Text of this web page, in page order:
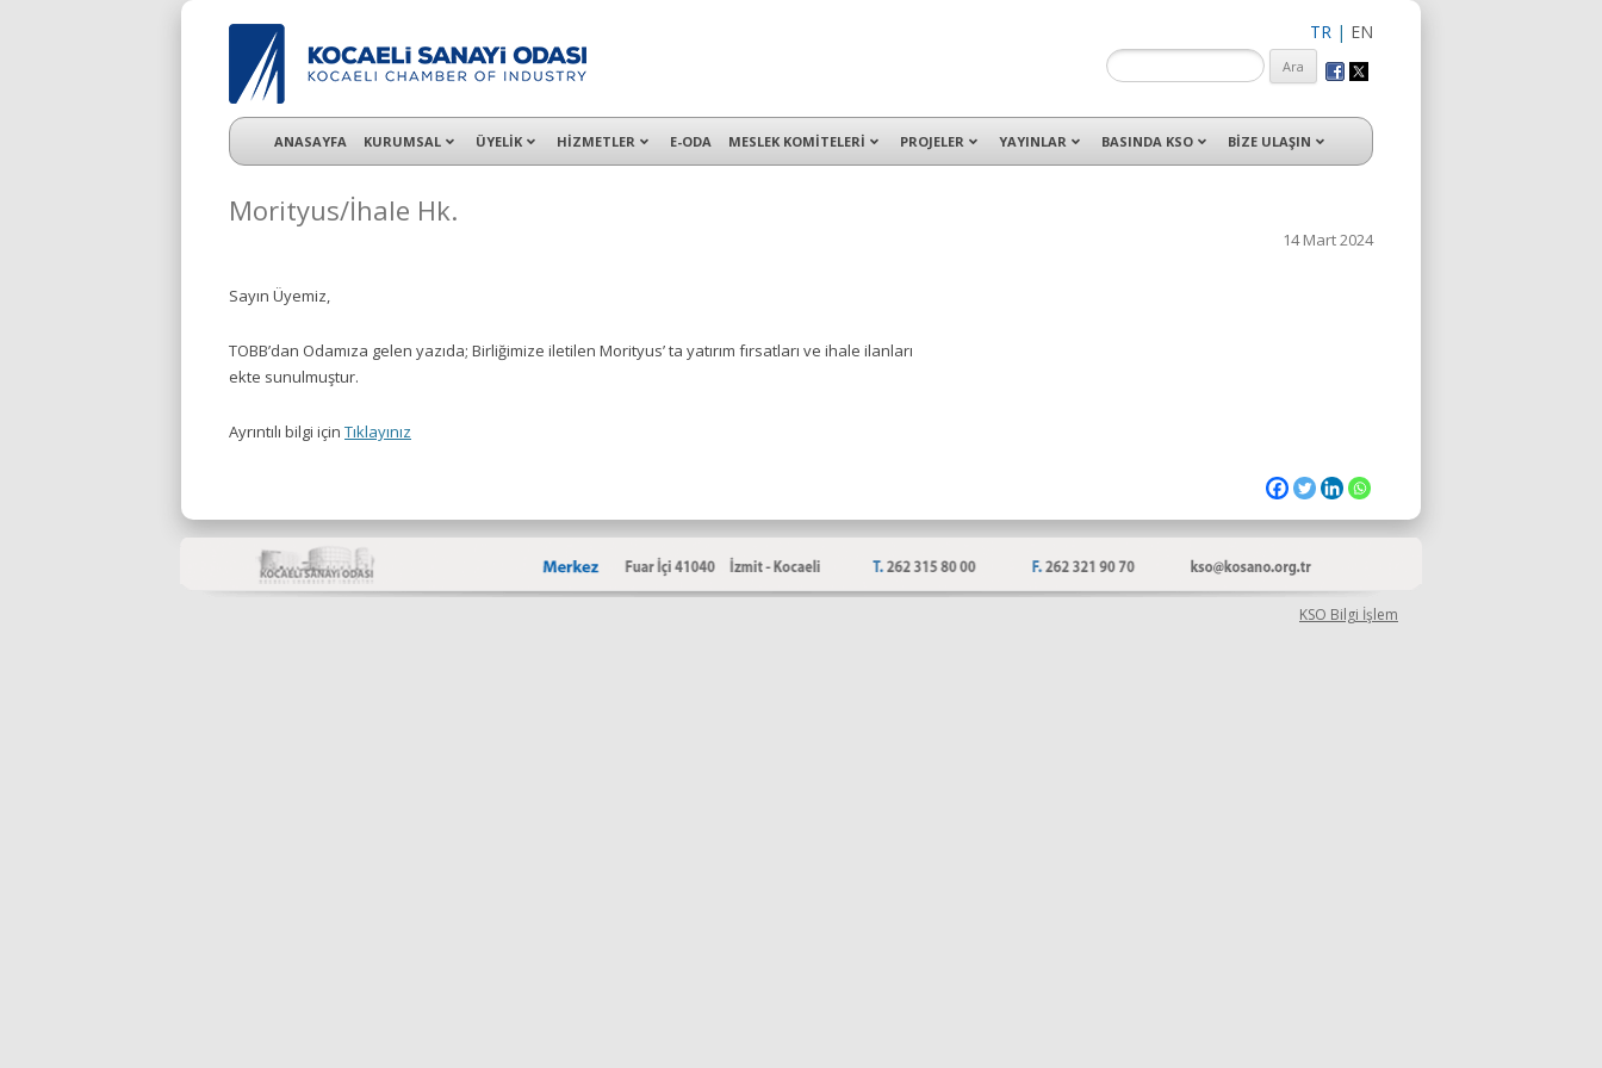
TR | EN
KSO 3500’ü aşkın sanayi kuruluşuna uzman çalışanları ile İzmit Merkez, Çayırova, Dilovası, Gebze ve İMES OSB’deki ofisleri ile hizmet vermektedir.
ANASAYFA KURUMSAL ÜYELİK HİZMETLER E-ODA MESLEK KOMİTELERİ PROJELER YAYINLAR BASINDA KSO BİZE ULAŞIN
Morityus/İhale Hk.
14 Mart 2024
Sayın Üyemiz,
TOBB’dan Odamıza gelen yazıda; Birliğimize iletilen Morityus’ ta yatırım fırsatları ve ihale ilanları
ekte sunulmuştur.
Ayrıntılı bilgi için Tıklayınız
KSO Bilgi İşlem